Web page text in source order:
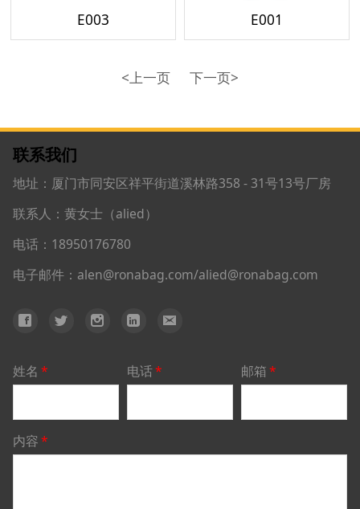
E003 E001
<上一页 下一页>
联系我们
地址：厦门市同安区祥平街道溪林路358 - 31号13号厂房
联系人：黄女士（alied）
电话：18950176780
电子邮件：alen@ronabag.com/alied@ronabag.com
姓名 * 电话* 邮箱*
内容*